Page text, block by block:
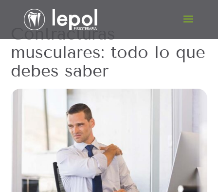
Contracturas
musculares: todo lo que
debes saber